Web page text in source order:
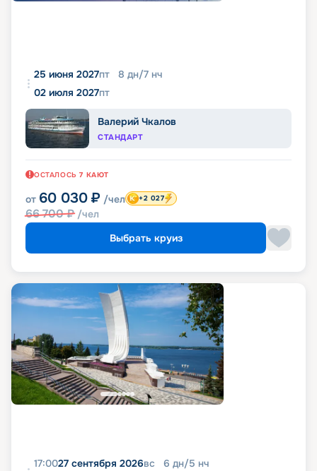
25 июня 2027пт 8 дн/7 нч
02 июля 2027пт
Валерий Чкалов
СТАНДАРТ
ОСТАЛОСЬ 7 КАЮТ
от 60 030 ₽ /чел
66 700₽ /чел
+2 027
Выбрать круиз
17:0027 сентября 2026вс 6 дн/5 нч